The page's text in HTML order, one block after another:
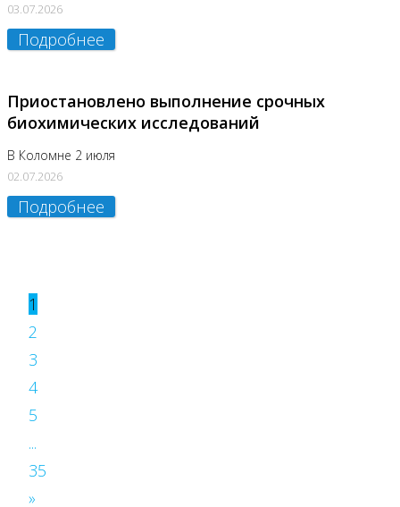
03.07.2026
Подробнее
Приостановлено выполнение срочных
биохимических исследований
В Коломне 2 июля
02.07.2026
Подробнее
1
2
3
4
5
...
35
»